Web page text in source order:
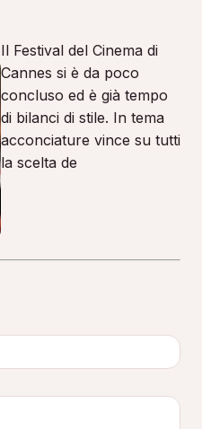
Il Festival del Cinema di
Cannes si è da poco
concluso ed è già tempo
di bilanci di stile. In tema
acconciature vince su tutti
la scelta de